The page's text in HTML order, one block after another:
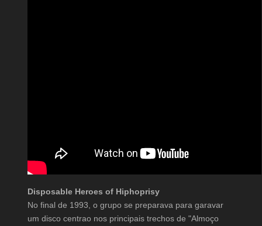
Disposable Heroes of Hiphoprisy
No final de 1993, o grupo se preparava para garavar
um disco centrao nos principais trechos de "Almoço